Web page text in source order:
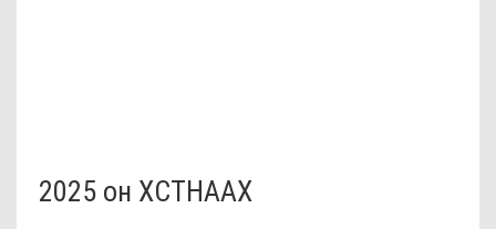
2025 он ХСТНААХ